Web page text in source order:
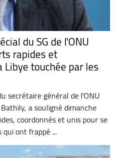
du SG de l'ONU
rapides et
touchée par les
secrétaire général de l'ONU
a souligné dimanche
coordonnés et unis pour se
ont frappé ...